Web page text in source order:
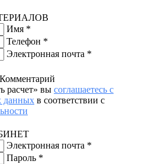
Имя *
Телефон *
Электронная почта *
Комментарий
расчет» вы соглашаетесь с
данных в соответствии с
Электронная почта *
Пароль *